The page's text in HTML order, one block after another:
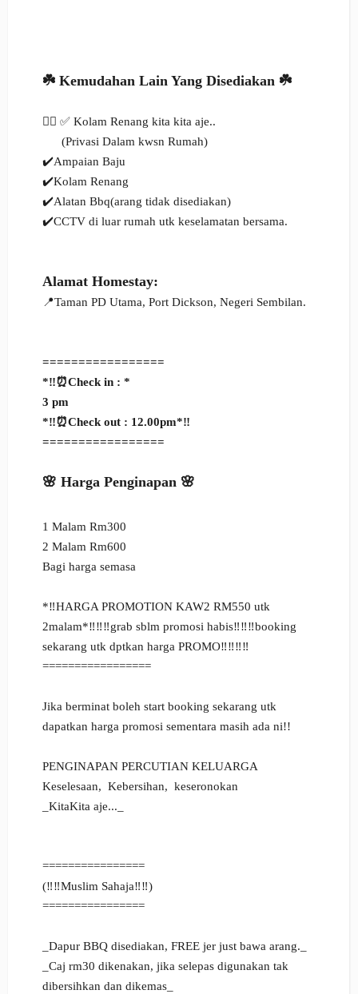
☘️ Kemudahan Lain Yang Disediakan ☘️
🏊‍♂️ ✅ Kolam Renang kita kita aje..
(Privasi Dalam kwsn Rumah)
✔️Ampaian Baju
✔️Kolam Renang
✔️Alatan Bbq(arang tidak disediakan)
✔️CCTV di luar rumah utk keselamatan bersama.
Alamat Homestay:
📍Taman PD Utama, Port Dickson, Negeri Sembilan.
=================
*‼️⏰Check in : *
3 pm
*‼️⏰Check out : 12.00pm*‼️
=================
🌸 Harga Penginapan 🌸
1 Malam Rm300
2 Malam Rm600
Bagi harga semasa
*‼️HARGA PROMOTION KAW2 RM550 utk
2malam*‼️‼️‼️grab sblm promosi habis‼️‼️‼️booking
sekarang utk dptkan harga PROMO‼️‼️‼️‼️
=================
Jika berminat boleh start booking sekarang utk
dapatkan harga promosi sementara masih ada ni!!
PENGINAPAN PERCUTIAN KELUARGA
Keselesaan, Kebersihan, keseronokan
_KitaKita aje..._
================
(‼️‼️Muslim Sahaja‼️‼️)
================
_Dapur BBQ disediakan, FREE jer just bawa arang._
_Caj rm30 dikenakan, jika selepas digunakan tak
dibersihkan dan dikemas_